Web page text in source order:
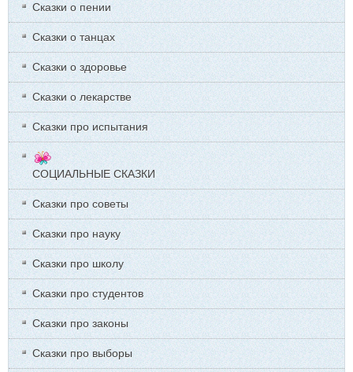
Сказки о пении
Сказки о танцах
Сказки о здоровье
Сказки о лекарстве
Сказки про испытания
СОЦИАЛЬНЫЕ СКАЗКИ
Сказки про советы
Сказки про науку
Сказки про школу
Сказки про студентов
Сказки про законы
Сказки про выборы